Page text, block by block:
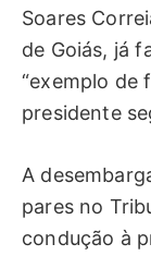
Soares
de Goiás, já
“exemplo de
presidente
A
pares no
condução à